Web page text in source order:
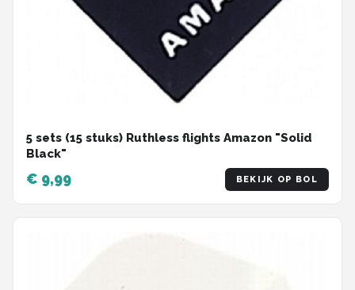
5 sets (15 stuks) Ruthless flights Amazon "Solid
Black"
€ 9,99 BEKIJK OP BOL